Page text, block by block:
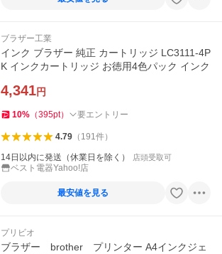
ブラザー工業
インク ブラザー 純正 カートリッジ LC3111-4P
K インクカートリッジ お徳用4色パック インク
4,341円
10% （395pt） 要エントリー
4.79（ 191件）
14日以内に発送（休業日を除く） 店頭受取可
ベスト電器Yahoo!店
最安値を見る
プリビオ
ブラザー brother プリンター A4インクジェ